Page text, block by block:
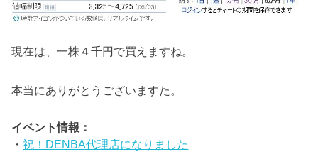
現在は、一株４千円で買えますね。
本当にありがとうございますた。
イベント情報：
・祝！DENBA代理店になりました